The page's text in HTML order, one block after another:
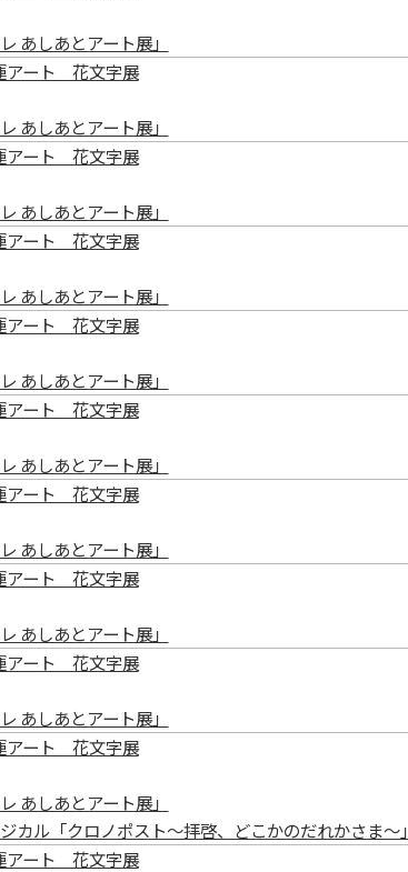
あしあとアート展」
ート 花文字展
あしあとアート展」
ート 花文字展
あしあとアート展」
ート 花文字展
あしあとアート展」
ート 花文字展
あしあとアート展」
ート 花文字展
あしあとアート展」
ート 花文字展
あしあとアート展」
ート 花文字展
あしあとアート展」
ート 花文字展
あしあとアート展」
ート 花文字展
あしあとアート展」
カル「クロノポスト～拝啓、どこかのだれかさま～」
ート 花文字展